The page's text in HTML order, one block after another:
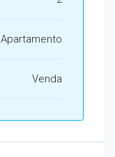
Apartamento
Venda